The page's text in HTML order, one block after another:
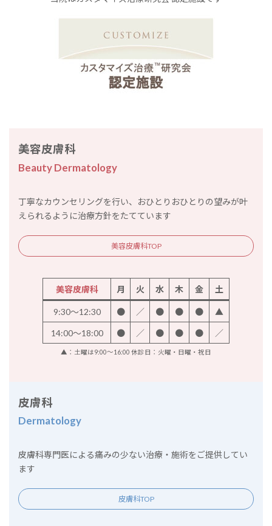
美容皮膚科
Beauty Dermatology
丁寧なカウンセリングを行い、おひとりおひとりの望みが叶
えられるように治療方針をたてています
美容皮膚科TOP
美容皮膚科 月 火 水 木 金 土
9:30～12:30 ● ／ ● ● ● ▲
14:00～18:00 ● ／ ● ● ● ／
▲：土曜は9:00～16:00 休診日：火曜・日曜・祝日
皮膚科
Dermatology
皮膚科専門医による痛みの少ない治療・施術をご提供してい
ます
皮膚科TOP